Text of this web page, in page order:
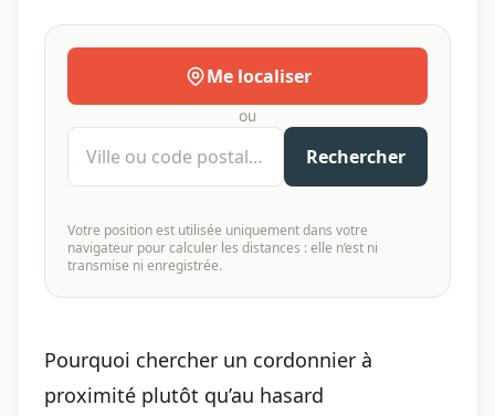
Me localiser
ou
Ville ou code postal
Rechercher
Votre position est utilisée uniquement dans votre
navigateur pour calculer les distances : elle n’est ni
transmise ni enregistrée.
Pourquoi chercher un cordonnier à
proximité plutôt qu’au hasard